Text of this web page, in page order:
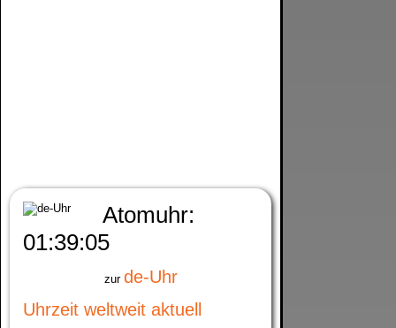
Atomuhr:
01:39:05
zur de-Uhr
Uhrzeit weltweit aktuell